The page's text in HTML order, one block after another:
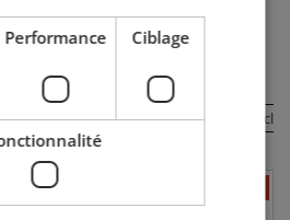
70 cl
5.00
incl. TVA
Contenu: 5 cl
Performance Ciblage